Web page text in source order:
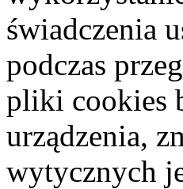
świadczenia
podczas
pliki cookies
urządzenia,
wytycznych